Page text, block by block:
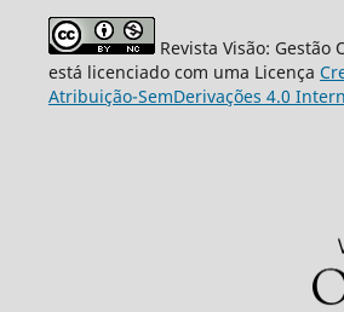
Revista Visão: Gestão
está licenciado com uma Licença
Atribuição-SemDerivações 4.0